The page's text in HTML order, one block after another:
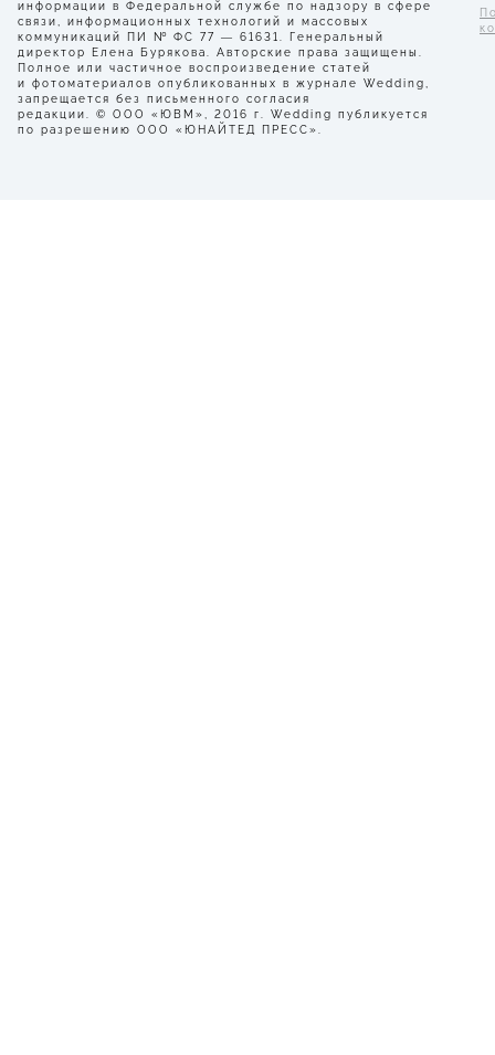
информации в Федеральной службе по надзору в сфере
связи, информационных технологий и массовых
коммуникаций ПИ № ФС 77 — 61631. Генеральный
директор Елена Бурякова. Авторские права защищены.
Полное или частичное воспроизведение статей
и фотоматериалов опубликованных в журнале Wedding,
запрещается без письменного согласия
редакции. © ООО «ЮВМ», 2016 г. Wedding публикуется
по разрешению ООО «ЮНАЙТЕД ПРЕСС».